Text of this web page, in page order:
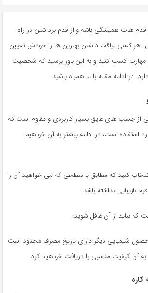
قدم هات همیشگی باشه و از قدم برداشتن در راه
هر کسی لیاقت داشتن بهترین ها را خودش تعیین
مهارت کسب کنید و به این باور برسید که شخصیت
در ادامه مقاله با ما همراه باشید.
از چسب های عایق بسیار کاربردی و مقاوم است که
استفاده است، در ادامه بیشتر به آن خواهیم
کنید که مطابق با سطحی که می‌ خواهید آن را
نازیبایی نداشته باشد.
که نباید از آن غافل شوید.
شیمیایی دیگر دارای تاریخ مصرف محدود است
آن کیفیت مناسبی را دریافت خواهید کرد.